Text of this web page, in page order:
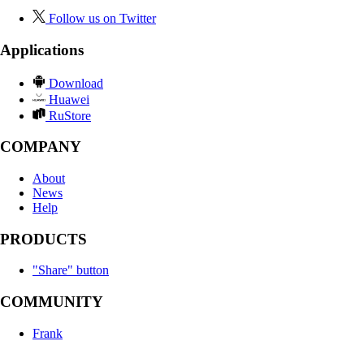
Follow us on Twitter
Applications
Download
Huawei
RuStore
COMPANY
About
News
Help
PRODUCTS
"Share" button
COMMUNITY
Frank